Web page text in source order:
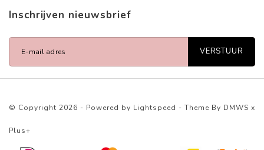
Inschrijven nieuwsbrief
VERSTUUR
© Copyright 2026 - Powered by Lightspeed - Theme By DMWS x
Plus+